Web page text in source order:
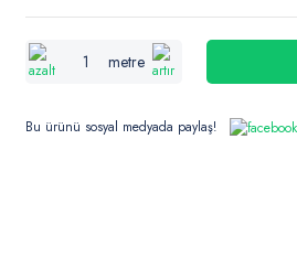
metre
Bu ürünü sosyal medyada paylaş!